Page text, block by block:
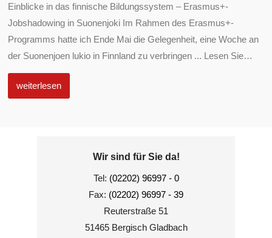
Einblicke in das finnische Bildungssystem – Erasmus+-
Jobshadowing in Suonenjoki Im Rahmen des Erasmus+-
Programms hatte ich Ende Mai die Gelegenheit, eine Woche an
der Suonenjoen lukio in Finnland zu verbringen ... Lesen Sie…
weiterlesen
Wir sind für Sie da!
Tel: (02202) 96997 - 0
Fax: (02202) 96997 - 39
Reuterstraße 51
51465 Bergisch Gladbach